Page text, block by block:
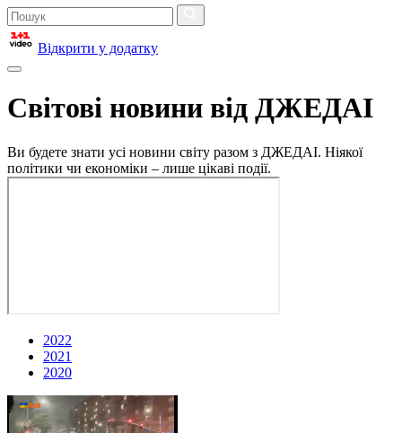
Відкрити у додатку
Світові новини від ДЖЕДАІ
Ви будете знати усі новини світу разом з ДЖЕДАІ. Ніякої
політики чи економіки – лише цікаві події.
2022
2021
2020